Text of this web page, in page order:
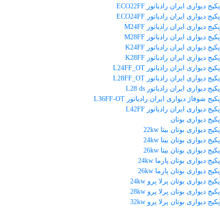
پکیج دیواری ایران رادیاتور ECO22FF
پکیج دیواری ایران رادیاتور ECO24FF
پکیج دیواری ایران رادیاتور M24FF
پکیج دیواری ایران رادیاتور M28FF
پکیج دیواری ایران رادیاتور K24FF
پکیج دیواری ایران رادیاتور K28FF
پکیج دیواری ایران رادیاتور L24FF_OT
پکیج دیواری ایران رادیاتور L28FF_OT
پکیج دیواری ایران رادیاتور L28 ds
پکیج شوفاژ دیواری ایران رادیاتور L36FF-OT
پکیج دیواری ایران رادیاتور L42FF
پکیج دیواری بوتان
پکیج دیواری بوتان بیتا 22kw
پکیج دیواری بوتان بیتا 24kw
پکیج دیواری بوتان بیتا 26kw
پکیج دیواری بوتان پارما 24kw
پکیج دیواری بوتان پارما 26kw
پکیج دیواری بوتان پرلا پرو 24kw
پکیج دیواری بوتان پرلا پرو 28kw
پکیج دیواری بوتان پرلا پرو 32kw